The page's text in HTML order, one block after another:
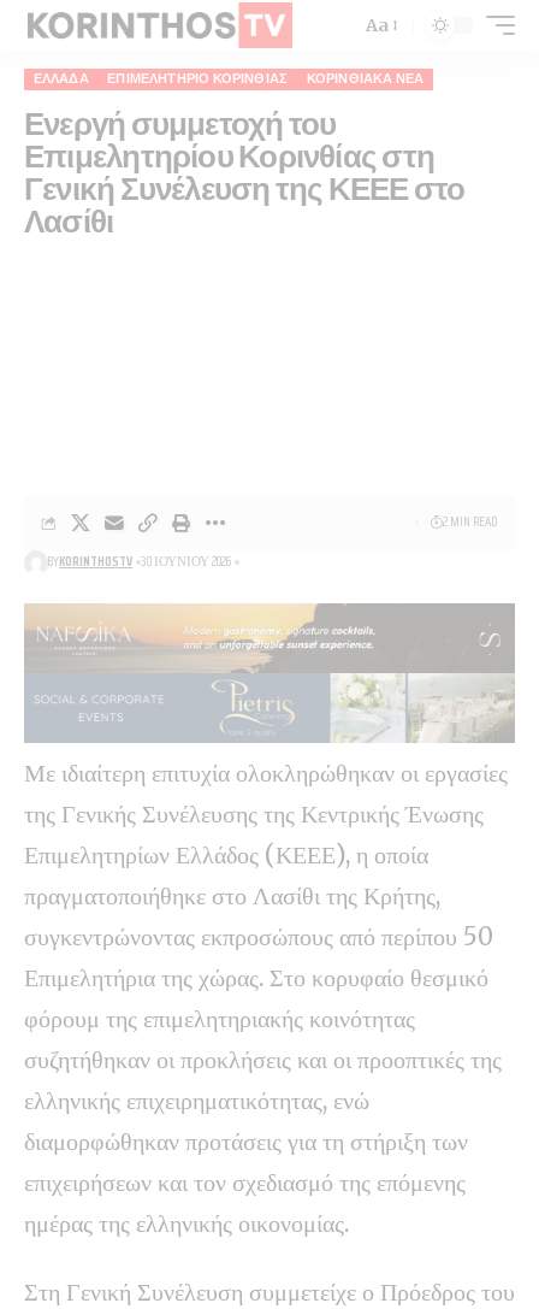
Aa
ΕΛΛΆΔΑ ΕΠΙΜΕΛΗΤΉΡΙΟ ΚΟΡΙΝΘΊΑΣ ΚΟΡΙΝΘΙΑΚΆ ΝΈΑ
Ενεργή συμμετοχή του
Επιμελητηρίου Κορινθίας στη
Γενική Συνέλευση της ΚΕΕΕ στο
Λασίθι
BYKORINTHOSTV 30 ΙΟΥΝΊΟΥ 2026
2 MIN READ
Με ιδιαίτερη επιτυχία ολοκληρώθηκαν οι εργασίες
της Γενικής Συνέλευσης της Κεντρικής Ένωσης
Επιμελητηρίων Ελλάδος (ΚΕΕΕ), η οποία
πραγματοποιήθηκε στο Λασίθι της Κρήτης,
συγκεντρώνοντας εκπροσώπους από περίπου 50
Επιμελητήρια της χώρας. Στο κορυφαίο θεσμικό
φόρουμ της επιμελητηριακής κοινότητας
συζητήθηκαν οι προκλήσεις και οι προοπτικές της
ελληνικής επιχειρηματικότητας, ενώ
διαμορφώθηκαν προτάσεις για τη στήριξη των
επιχειρήσεων και τον σχεδιασμό της επόμενης
ημέρας της ελληνικής οικονομίας.
Στη Γενική Συνέλευση συμμετείχε ο Πρόεδρος του